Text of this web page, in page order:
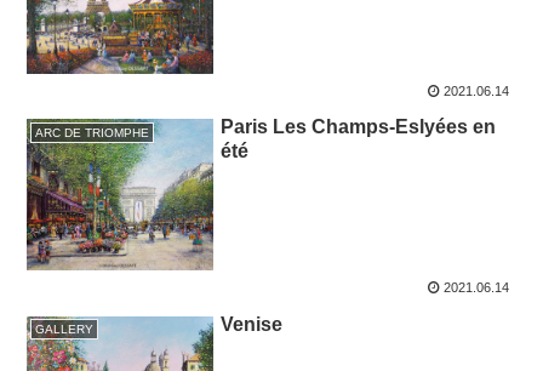
2021.06.14
ARC DE TRIOMPHE
Paris Les Champs-Eslyées en
été
2021.06.14
GALLERY Venise